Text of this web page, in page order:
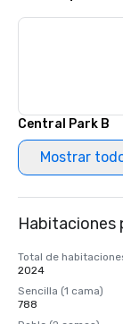
Central Park B
Mostrar
Habitaciones
Total de
2024
Sencilla (1 cama)
788